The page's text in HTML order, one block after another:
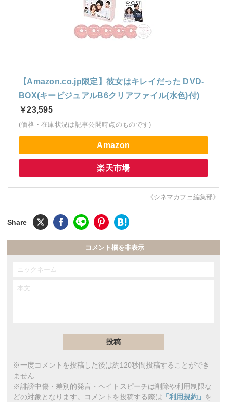
【Amazon.co.jp限定】彼女はキレイだった DVD-
BOX(キービジュアルB6クリアファイル(水色)付)
￥23,595
(価格・在庫状況は記事公開時点のものです)
Amazon
楽天市場
《シネマカフェ編集部》
コメント欄を非表示
※一度コメントを投稿した後は約120秒間投稿することができ
ません
※誹謗中傷・差別的発言・ヘイトスピーチは削除や利用制限な
どの対象となります。コメントを投稿する際は 「利用規約」 を